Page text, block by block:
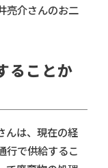
亮介さんのお二
ることか
んは、現在の経
行で供給するこ